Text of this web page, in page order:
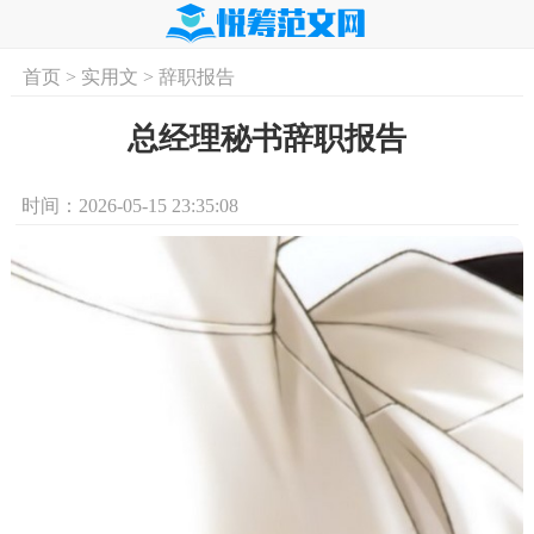
首页 实用文
首页> 实用文 > 辞职报告
总经理秘书辞职报告
时间：2026-05-15 23:35:08